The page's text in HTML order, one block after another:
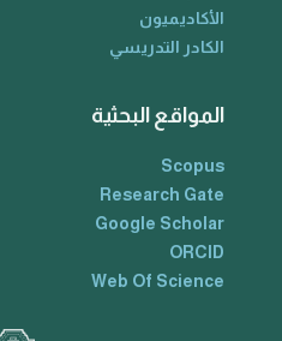
الأكاديميون
الكادر التدريسي
المواقع البحثية
Scopus
Research Gate
Google Scholar
ORCID
Web Of Science